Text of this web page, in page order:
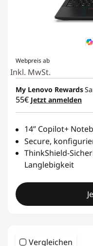
Webpreis ab
Inkl. MwSt.
My Lenovo Rewards
55€ Jetzt anmelden
14” Copilot+
Secure,
ThinkShield-
Langlebigkeit
Vergleichen